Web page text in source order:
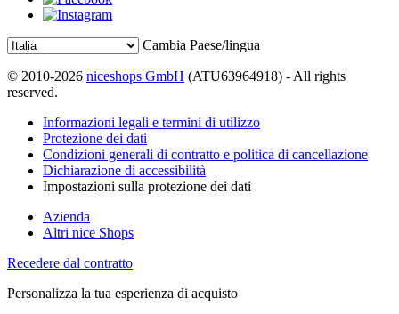
Cambia Paese/lingua
© 2010-2026 niceshops GmbH (ATU63964918) - All rights
reserved.
Informazioni legali e termini di utilizzo
Protezione dei dati
Condizioni generali di contratto e politica di cancellazione
Dichiarazione di accessibilità
Impostazioni sulla protezione dei dati
Azienda
Altri nice Shops
Recedere dal contratto
Personalizza la tua esperienza di acquisto